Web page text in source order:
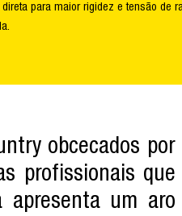
direta para maior rigidez e tensão de
obcecados por
profissionais que
apresenta um aro